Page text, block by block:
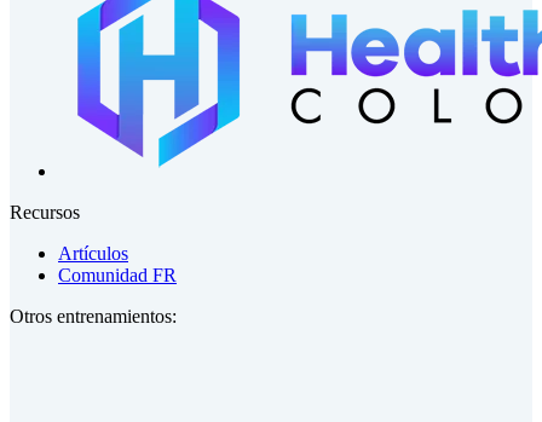
Recursos
Artículos
Comunidad FR
Otros entrenamientos: